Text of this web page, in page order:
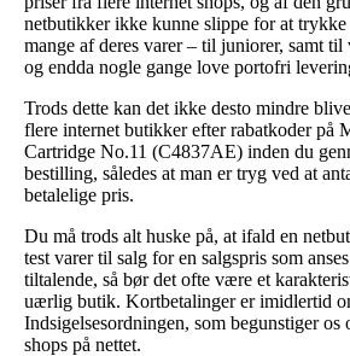
netbutikker ikke kunne slippe for at trykke
mange af deres varer – til juniorer, samt
og endda nogle gange love portofri
Trods dette kan det ikke desto mindre
flere internet butikker efter rabatkoder på
Cartridge No.11 (C4837AE) inden du
bestilling, således at man er tryg ved at
betalelige pris.
Du må trods alt huske på, at ifald en
test varer til salg for en salgspris som
tiltalende, så bør det ofte være et
uærlig butik. Kortbetalinger er imidlertid
Indsigelsesordningen, som begunstiger os
shops på nettet.